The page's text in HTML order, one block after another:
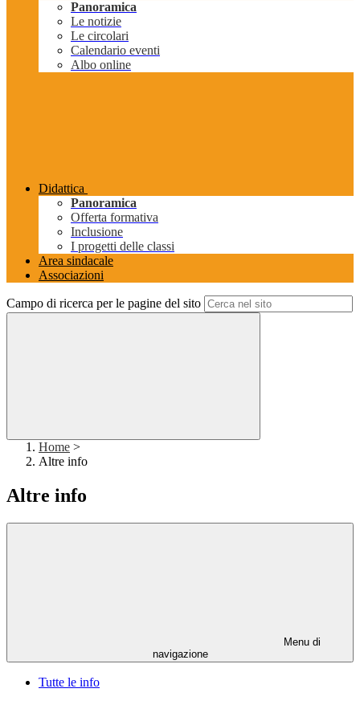
Panoramica
Le notizie
Le circolari
Calendario eventi
Albo online
Didattica
Panoramica
Offerta formativa
Inclusione
I progetti delle classi
Area sindacale
Associazioni
Campo di ricerca per le pagine del sito
Home >
Altre info
Altre info
Menu di
navigazione
Tutte le info